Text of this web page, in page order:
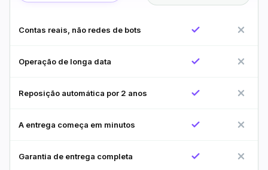
Contas reais, não redes de bots
Operação de longa data
Reposição automática por 2 anos
A entrega começa em minutos
Garantia de entrega completa